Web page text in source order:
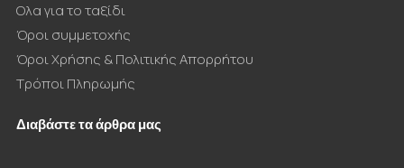
Ολα για το ταξίδι
Όροι συμμετοχής
Όροι Χρήσης & Πολιτικής Απορρήτου
Τρόποι Πληρωμής
Διαβάστε τα άρθρα μας